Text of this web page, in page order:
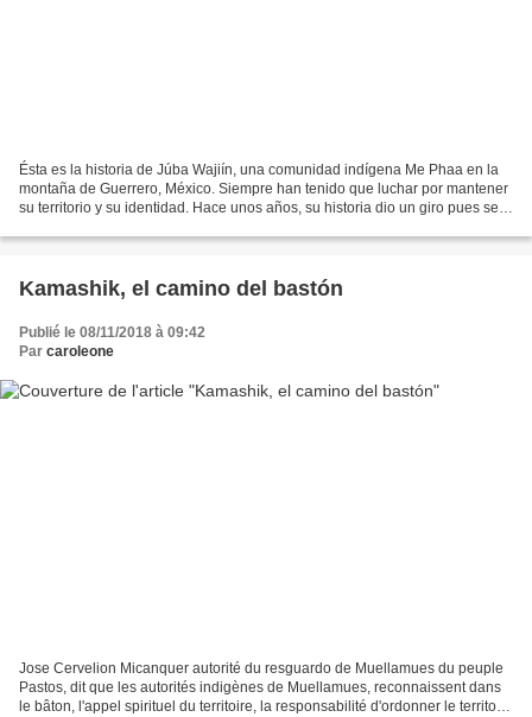
Ésta es la historia de Júba Wajiín, una comunidad indígena Me Phaa en la
montaña de Guerrero, México. Siempre han tenido que luchar por mantener
su territorio y su identidad. Hace unos años, su historia dio un giro pues se
Kamashik, el camino del bastón
Publié le 08/11/2018 à 09:42
Par caroleone
Jose Cervelion Micanquer autorité du resguardo de Muellamues du peuple
Pastos, dit que les autorités indigènes de Muellamues, reconnaissent dans
le bâton, l'appel spirituel du territoire, la responsabilité d'ordonner le territoire